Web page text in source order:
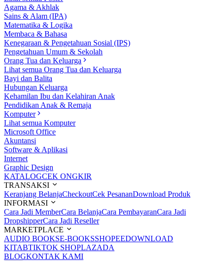
Agama & Akhlak
Sains & Alam (IPA)
Matematika & Logika
Membaca & Bahasa
Kenegaraan & Pengetahuan Sosial (IPS)
Pengetahuan Umum & Sekolah
Orang Tua dan Keluarga
Lihat semua Orang Tua dan Keluarga
Bayi dan Balita
Hubungan Keluarga
Kehamilan Ibu dan Kelahiran Anak
Pendidikan Anak & Remaja
Komputer
Lihat semua Komputer
Microsoft Office
Akuntansi
Software & Aplikasi
Internet
Graphic Design
KATALOGCEK ONGKIR
TRANSAKSI
Keranjang BelanjaCheckoutCek PesananDownload Produk
INFORMASI
Cara Jadi MemberCara BelanjaCara PembayaranCara Jadi
DropshipperCara Jadi Reseller
MARKETPLACE
AUDIO BOOKSE-BOOKSSHOPEEDOWNLOAD
KITABTIKTOK SHOPLAZADA
BLOGKONTAK KAMI